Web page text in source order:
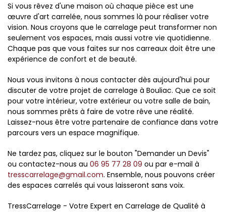
Si vous rêvez d'une maison où chaque pièce est une
œuvre d'art carrelée, nous sommes là pour réaliser votre
vision. Nous croyons que le carrelage peut transformer non
seulement vos espaces, mais aussi votre vie quotidienne.
Chaque pas que vous faites sur nos carreaux doit être une
expérience de confort et de beauté.
Nous vous invitons à nous contacter dès aujourd'hui pour
discuter de votre projet de carrelage à Bouliac. Que ce soit
pour votre intérieur, votre extérieur ou votre salle de bain,
nous sommes prêts à faire de votre rêve une réalité.
Laissez-nous être votre partenaire de confiance dans votre
parcours vers un espace magnifique.
Ne tardez pas, cliquez sur le bouton "Demander un Devis"
ou contactez-nous au 06 95 77 28 09 ou par e-mail à
tresscarrelage@gmail.com. Ensemble, nous pouvons créer
des espaces carrelés qui vous laisseront sans voix.
TressCarrelage - Votre Expert en Carrelage de Qualité à